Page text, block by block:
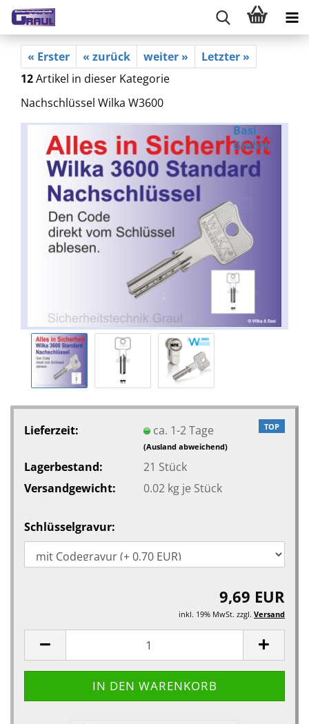
« Erster « zurück weiter »
Letzter »
12Artikel in dieser Kategorie
Nachschlüssel Wilka W3600
Basi
GmbH
TOP
Lieferzeit: ca. 1-2 Tage
(Ausland abweichend)
Lagerbestand: 21 Stück
Versandgewicht:
0.02kg je Stück
Schlüsselgravur:
9,69 EUR
inkl. 19% MwSt. zzgl. Versand